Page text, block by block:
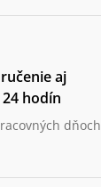
aj
hodín
dňoch